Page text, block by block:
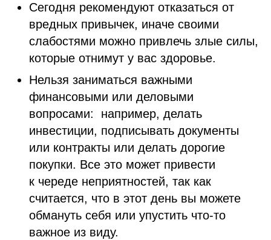
Сегодня рекомендуют отказаться от
вредных привычек, иначе своими
слабостями можно привлечь злые силы,
которые отнимут у вас здоровье.
Нельзя заниматься важными
финансовыми или деловыми
вопросами: например, делать
инвестиции, подписывать документы
или контракты или делать дорогие
покупки. Все это может привести
к череде неприятностей, так как
считается, что в этот день вы можете
обмануть себя или упустить что-то
важное из виду.